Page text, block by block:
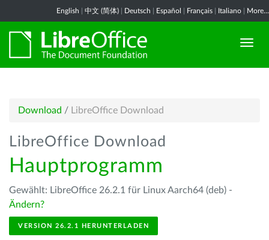
English 中文 (简体) Deutsch Español Français Italiano More...
Download / LibreOffice Download
LibreOffice Download
Hauptprogramm
Gewählt: LibreOffice 26.2.1 für Linux Aarch64 (deb) -
Ändern?
VERSION 26.2.1 HERUNTERLADEN